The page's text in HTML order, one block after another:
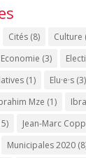
Cités(8) Culture
Economie (3)
(1) Elu·e·s(3)
Mze (1)
Jean-Marc
Municipales 2020